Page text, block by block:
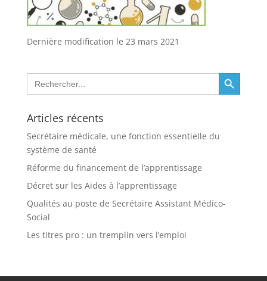
Dernière modification le 23 mars 2021
Search
for:
Search Button
Articles récents
Secrétaire médicale, une fonction essentielle du
système de santé
Réforme du financement de l’apprentissage
Décret sur les Aides à l’apprentissage
Qualités au poste de Secrétaire Assistant Médico-
Social
Les titres pro : un tremplin vers l’emploi